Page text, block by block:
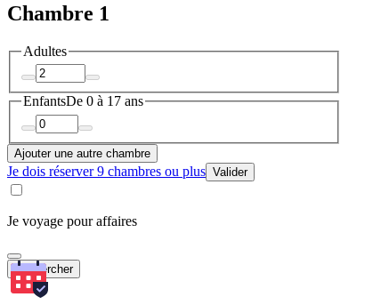
Chambre 1
Adultes
EnfantsDe 0 à 17 ans
Ajouter une autre chambre
Je dois réserver 9 chambres ou plus Valider
Je voyage pour affaires
Rechercher